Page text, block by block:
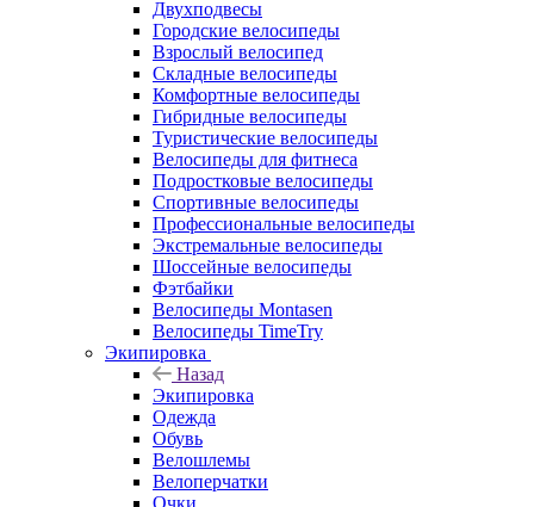
Двухподвесы
Городские велосипеды
Взрослый велосипед
Складные велосипеды
Комфортные велосипеды
Гибридные велосипеды
Туристические велосипеды
Велосипеды для фитнеса
Подростковые велосипеды
Спортивные велосипеды
Профессиональные велосипеды
Экстремальные велосипеды
Шоссейные велосипеды
Фэтбайки
Велосипеды Montasen
Велосипеды TimeTry
Экипировка
Назад
Экипировка
Одежда
Обувь
Велошлемы
Велоперчатки
Очки